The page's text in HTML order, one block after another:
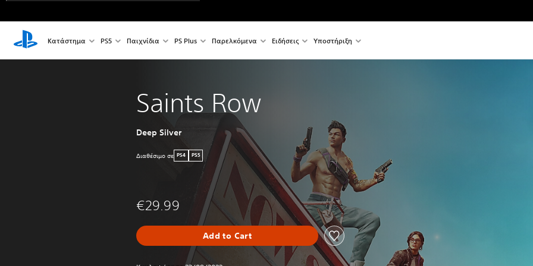
Κατάστημα PS5 Παιχνίδια PS Plus Παρελκόμενα Ειδήσεις Υποστήριξη
Saints Row
Deep Silver
Διαθέσιμο σε PS4 PS5
€29.99
Add to Cart